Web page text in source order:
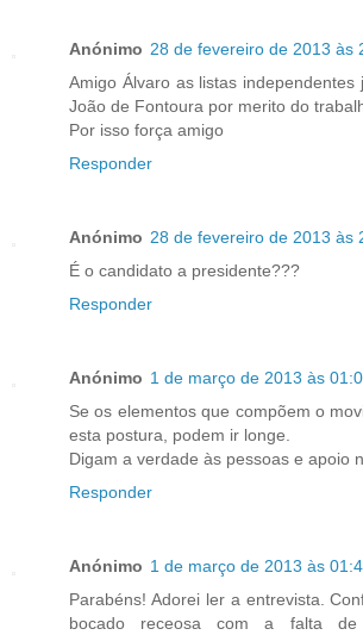
Anónimo 28 de fevereiro de 2013 às
Amigo Álvaro as listas
João de Fontoura por merito do
Por isso força amigo
Responder
Anónimo 28 de fevereiro de 2013 às
É o candidato a presidente???
Responder
Anónimo 1 de março de 2013 às
Se os elementos que compõem o
esta postura, podem ir longe.
Digam a verdade às pessoas e apoio
Responder
Anónimo 1 de março de 2013 às
Parabéns! Adorei ler a entrevista.
bocado receosa com a falta